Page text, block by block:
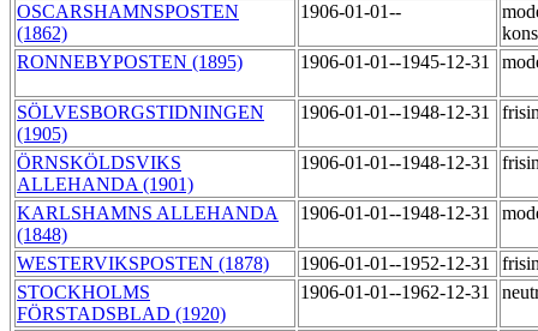
OSCARSHAMNSPOSTEN
(1862)
1906-01-01--
RONNEBYPOSTEN (1895)
1906-01-01--1945-12-31
SÖLVESBORGSTIDNINGEN
(1905)
1906-01-01--1948-12-31
ÖRNSKÖLDSVIKS
ALLEHANDA (1901)
1906-01-01--1948-12-31
KARLSHAMNS ALLEHANDA
(1848)
1906-01-01--1948-12-31
WESTERVIKSPOSTEN (1878) 1906-01-01--1952-12-31
STOCKHOLMS
FÖRSTADSBLAD (1920)
1906-01-01--1962-12-31